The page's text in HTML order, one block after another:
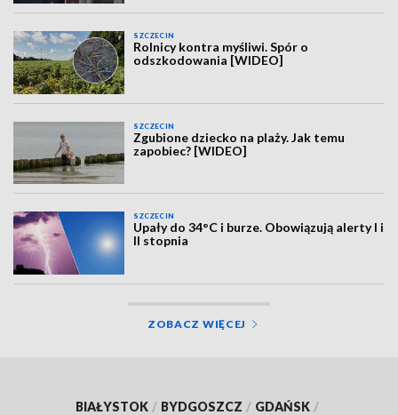
SZCZECIN
Rolnicy kontra myśliwi. Spór o
odszkodowania [WIDEO]
SZCZECIN
Zgubione dziecko na plaży. Jak temu
zapobiec? [WIDEO]
SZCZECIN
Upały do 34°C i burze. Obowiązują alerty I i
II stopnia
ZOBACZ WIĘCEJ
BIAŁYSTOK / BYDGOSZCZ / GDAŃSK /